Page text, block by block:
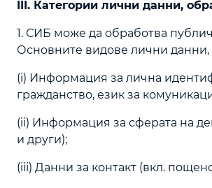
III. Категории лични данни,
1. СИБ може да обработва
Основните видове лични данни,
(i) Информация за лична
гражданство, език за
(ii) Информация за сферата на
и други);
(iii) Данни за контакт (вкл.